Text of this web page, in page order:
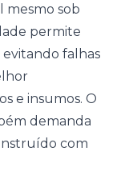
mesmo sob
permite
falhas
e insumos. O
demanda
com